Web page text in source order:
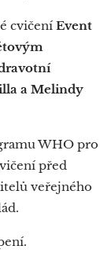
cvičení Event
a Melindy
WHO pro
před
veřejného